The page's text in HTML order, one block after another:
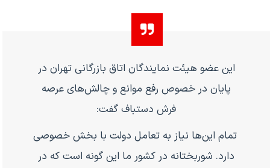
این عضو هیئت نمایندگان اتاق بازرگانی تهران در
پایان در خصوص رفع موانع و چالش‌های عرصه
فرش دستباف گفت:
تمام این‌ها نیاز به تعامل دولت با بخش خصوصی
دارد. شوربختانه در کشور ما این گونه است که در